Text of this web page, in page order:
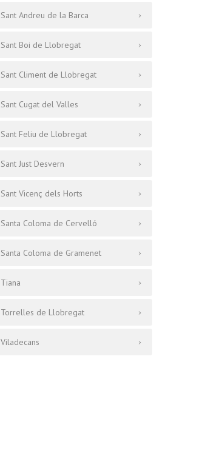
Sant Andreu de la Barca
Sant Boi de Llobregat
Sant Climent de Llobregat
Sant Cugat del Valles
Sant Feliu de Llobregat
Sant Just Desvern
Sant Vicenç dels Horts
Santa Coloma de Cervelló
Santa Coloma de Gramenet
Tiana
Torrelles de Llobregat
Viladecans